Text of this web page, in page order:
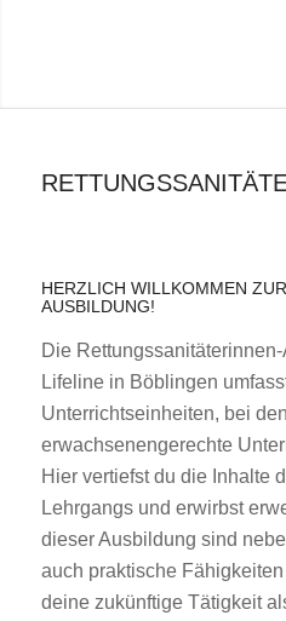
HERZLICH WILLKOMMEN
AUSBILDUNG!
Die
Lifeline in Böblingen
Unterrichtseinheiten, bei
erwachsenengerechte
Hier vertiefst du die Inhalte
Lehrgangs und erwirbst
dieser Ausbildung sind
auch praktische
deine zukünftige Tätigkeit